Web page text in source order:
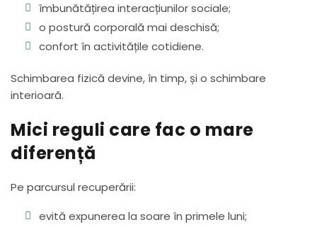
îmbunătățirea interacțiunilor sociale;
o postură corporală mai deschisă;
confort în activitățile cotidiene.
Schimbarea fizică devine, în timp, și o schimbare
interioară.
Mici reguli care fac o mare
diferență
Pe parcursul recuperării:
evită expunerea la soare în primele luni;